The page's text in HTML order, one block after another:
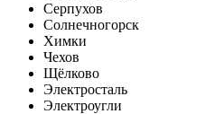
Серпухов
Солнечногорск
Химки
Чехов
Щёлково
Электросталь
Электроугли